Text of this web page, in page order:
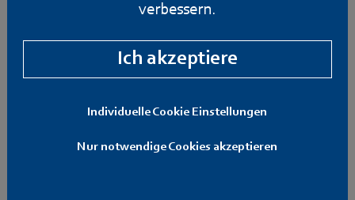
verbessern.
Ich akzeptiere
Individuelle Cookie Einstellungen
Nur notwendige Cookies akzeptieren